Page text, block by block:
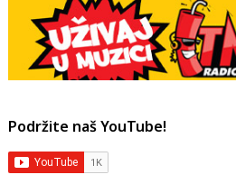
Podržite naš YouTube!